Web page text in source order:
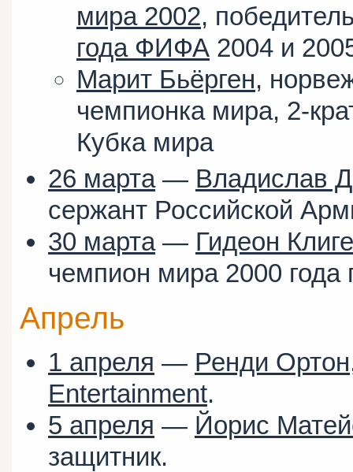
мира 2002,
года ФИФА 2004 и
Марит Бьёрген,
чемпионка мира, 2-
Кубка мира
26 марта— Владислав
сержант Российской
30 марта— Гидеон
чемпион мира 2000 года
Апрель
1 апреля — Ренди Ортон
Entertainment.
5 апреля — Йорис
защитник.